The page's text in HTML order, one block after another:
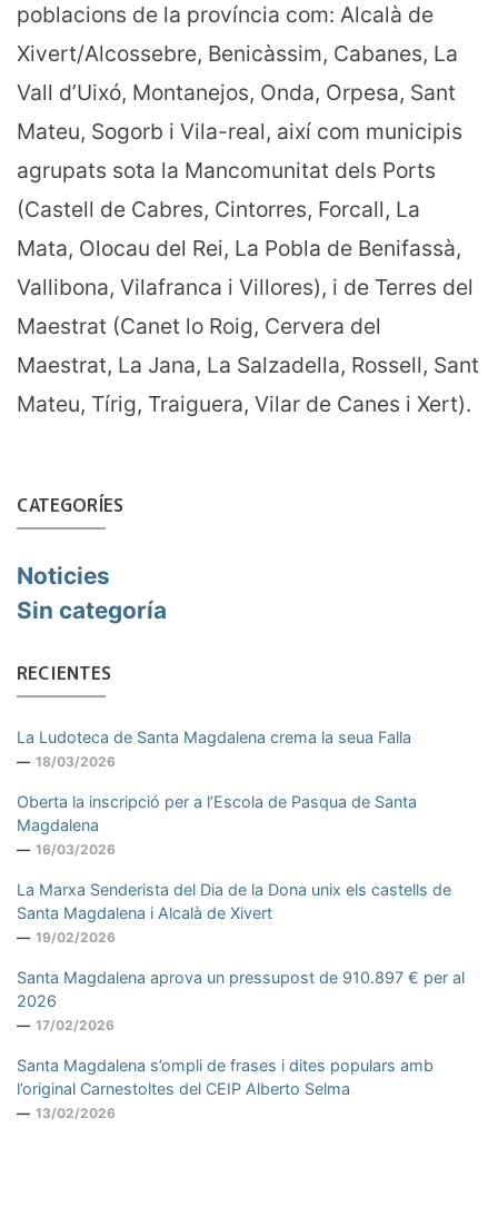
poblacions de la província com: Alcalà de
Xivert/Alcossebre, Benicàssim, Cabanes, La
Vall d’Uixó, Montanejos, Onda, Orpesa, Sant
Mateu, Sogorb i Vila-real, així com municipis
agrupats sota la Mancomunitat dels Ports
(Castell de Cabres, Cintorres, Forcall, La
Mata, Olocau del Rei, La Pobla de Benifassà,
Vallibona, Vilafranca i Villores), i de Terres del
Maestrat (Canet lo Roig, Cervera del
Maestrat, La Jana, La Salzadella, Rossell, Sant
Mateu, Tírig, Traiguera, Vilar de Canes i Xert).
CATEGORÍES
Noticies
Sin categoría
RECIENTES
La Ludoteca de Santa Magdalena crema la seua Falla
18/03/2026
Oberta la inscripció per a l’Escola de Pasqua de Santa
Magdalena
16/03/2026
La Marxa Senderista del Dia de la Dona unix els castells de
Santa Magdalena i Alcalà de Xivert
19/02/2026
Santa Magdalena aprova un pressupost de 910.897 € per al
2026
17/02/2026
Santa Magdalena s’ompli de frases i dites populars amb
l’original Carnestoltes del CEIP Alberto Selma
13/02/2026